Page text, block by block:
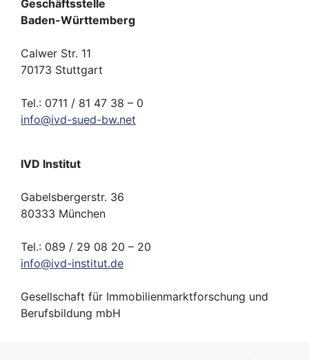
Geschäftsstelle
Baden-Württemberg
Calwer Str. 11
70173 Stuttgart
Tel.: 0711 / 81 47 38 – 0
info@ivd-sued-bw.net
IVD Institut
Gabelsbergerstr. 36
80333 München
Tel.: 089 / 29 08 20 – 20
info@ivd-institut.de
Gesellschaft für Immobilienmarktforschung und
Berufsbildung mbH